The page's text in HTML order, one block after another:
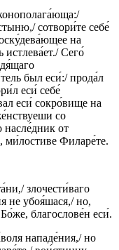
сотвори́те себе́
на
истлева́ет./ Сего́
был еси́:/ прода́л
еси́ себе́
еси́ сокро́вище на
со
насле́дник от
ми́лостиве Филаре́те.
злочести́ваго
не убоя́шася,/ но,
благослове́н еси́.
нападе́ния,/ но